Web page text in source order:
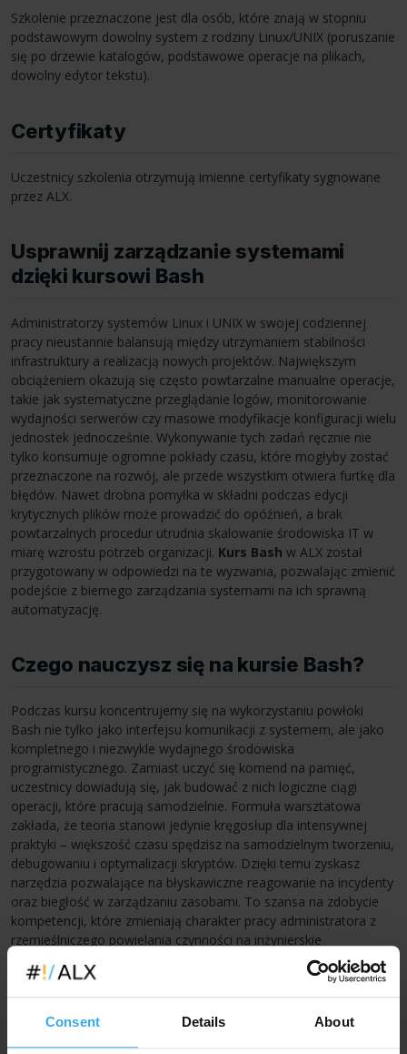
Consent Details About
Szkolenie przeznaczone jest dla osób, które znają w stopniu
podstawowym dowolny system z rodziny Linux/UNIX (poruszanie
się po drzewie katalogów, podstawowe operacje na plikach,
dowolny edytor tekstu).
Certyfikaty
Uczestnicy szkolenia otrzymują imienne certyfikaty sygnowane
przez ALX.
Usprawnij zarządzanie systemami
dzięki kursowi Bash
Administratorzy systemów Linux i UNIX w swojej codziennej
pracy nieustannie balansują między utrzymaniem stabilności
infrastruktury a realizacją nowych projektów. Największym
obciążeniem okazują się często powtarzalne manualne operacje,
takie jak systematyczne przeglądanie logów, monitorowanie
wydajności serwerów czy masowe modyfikacje konfiguracji wielu
jednostek jednocześnie. Wykonywanie tych zadań ręcznie nie
tylko konsumuje ogromne pokłady czasu, które mogłyby zostać
przeznaczone na rozwój, ale przede wszystkim otwiera furtkę dla
błędów. Nawet drobna pomyłka w składni podczas edycji
krytycznych plików może prowadzić do opóźnień, a brak
powtarzalnych procedur utrudnia skalowanie środowiska IT w
miarę wzrostu potrzeb organizacji. Kurs Bash w ALX został
przygotowany w odpowiedzi na te wyzwania, pozwalając zmienić
podejście z biernego zarządzania systemami na ich sprawną
automatyzację.
Czego nauczysz się na kursie Bash?
Podczas kursu koncentrujemy się na wykorzystaniu powłoki
Bash nie tylko jako interfejsu komunikacji z systemem, ale jako
kompletnego i niezwykle wydajnego środowiska
programistycznego. Zamiast uczyć się komend na pamięć,
uczestnicy dowiadują się, jak budować z nich logiczne ciągi
operacji, które pracują samodzielnie. Formuła warsztatowa
zakłada, że teoria stanowi jedynie kręgosłup dla intensywnej
praktyki – większość czasu spędzisz na samodzielnym tworzeniu,
debugowaniu i optymalizacji skryptów. Dzięki temu zyskasz
narzędzia pozwalające na błyskawiczne reagowanie na incydenty
oraz biegłość w zarządzaniu zasobami. To szansa na zdobycie
kompetencji, które zmieniają charakter pracy administratora z
rzemieślniczego powielania czynności na inżynierskie
projektowanie procesów, co przekłada się na wyższą kulturę
techniczną w całym zespole IT.
podstaw pracy w terminalu do zaawansowanej logiki skryptowej,
skupiając się na funkcjonalnościach, które mają bezpośrednie